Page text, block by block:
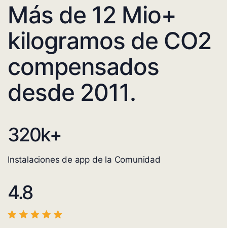
Más de 12 Mio+
kilogramos de CO2
compensados
desde 2011.
320k+
Instalaciones de app de la Comunidad
4.8